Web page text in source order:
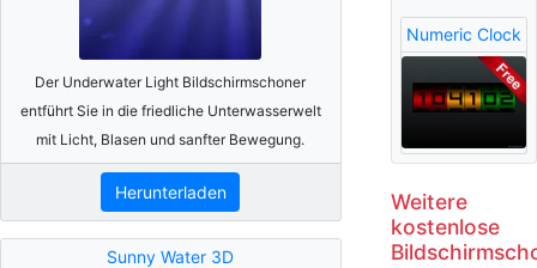
Der Underwater Light Bildschirmschoner
entführt Sie in die friedliche Unterwasserwelt
mit Licht, Blasen und sanfter Bewegung.
Herunterladen
Sunny Water 3D
Numeric Clock
Weitere
kostenlose